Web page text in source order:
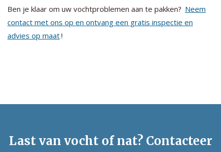
Ben je klaar om uw vochtproblemen aan te pakken? Neem
contact met ons op en ontvang een gratis inspectie en
advies op maat!
Last van vocht of nat? Contacteer